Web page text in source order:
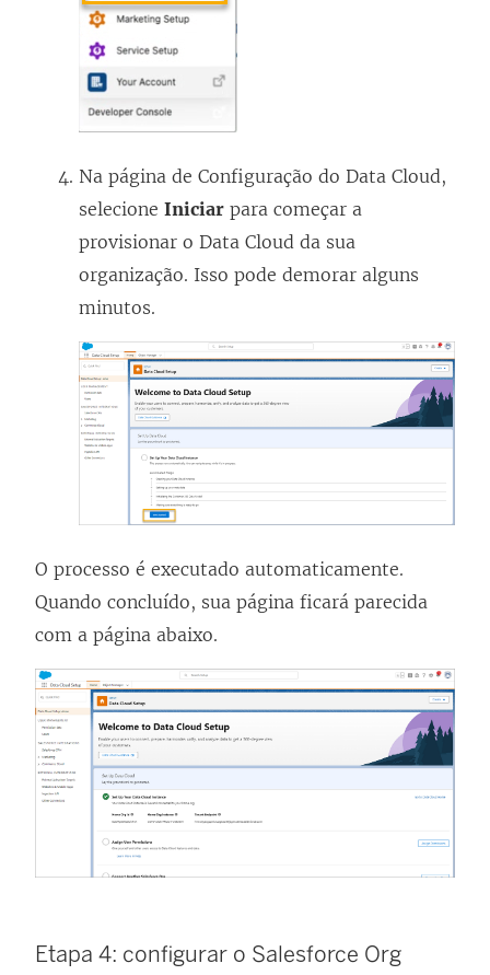
Na página de Configuração do Data Cloud,
selecione Iniciar para começar a
provisionar o Data Cloud da sua
organização. Isso pode demorar alguns
minutos.
O processo é executado automaticamente.
Quando concluído, sua página ficará parecida
com a página abaixo.
Etapa 4: configurar o Salesforce Org